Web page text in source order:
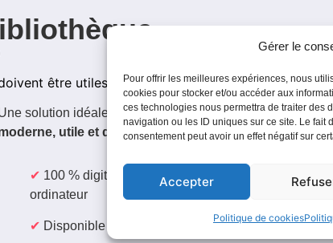
Gérer le
Pour offrir les meilleures expériences, nous
cookies pour stocker et/ou accéder aux
ces technologies nous permettra de traiter des
navigation ou les ID uniques sur ce site. Le fait
consentement peut avoir un effet négatif sur
Accepter
Politique de cookies
être utiles, attractifs et adaptés aux
solution idéale pour les CSE souhaitant proposer un
utile et différenciant :
100 % digital : accessible sur smartphone, tablette
ordinateur
Disponible 24h/24, sans contrainte ni engagement